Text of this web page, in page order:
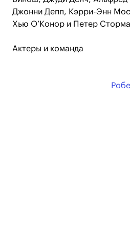
Джонни Депп, Кэрри-Энн
Хью О’Конор и Петер
Актеры и команда